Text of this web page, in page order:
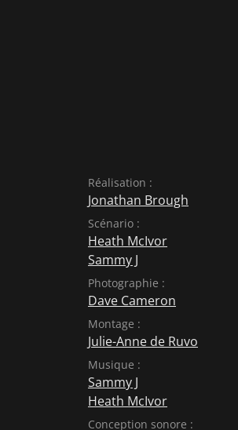
Réalisation :
Jonathan Brough
Scénario :
Heath McIvor
Sammy J
Photographie :
Dave Cameron
Montage :
Julie-Anne de Ruvo
Musique :
Sammy J
Heath McIvor
Conception sonore :